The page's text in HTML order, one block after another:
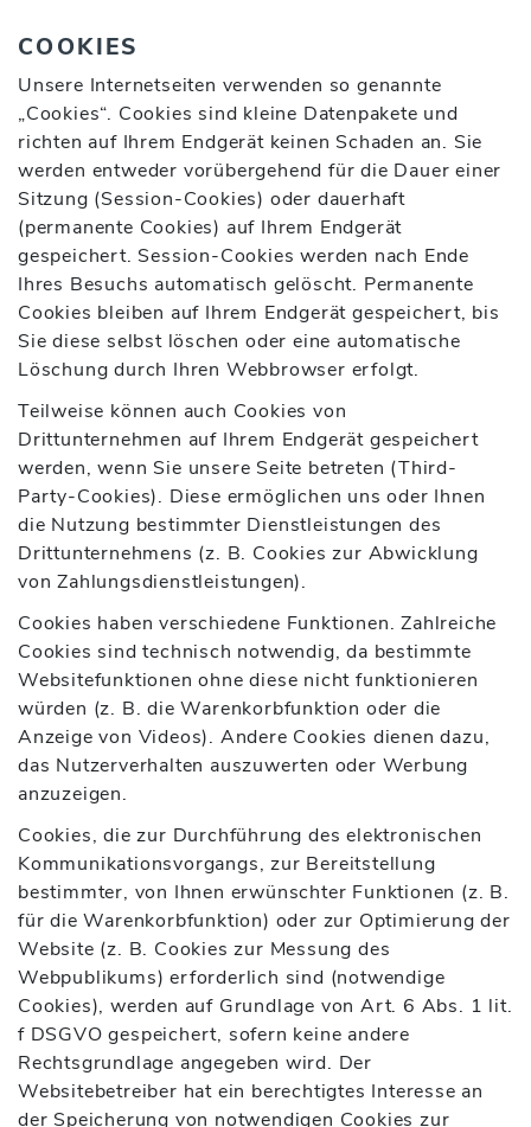
COOKIES
Unsere Internetseiten verwenden so genannte
„Cookies“. Cookies sind kleine Datenpakete und
richten auf Ihrem Endgerät keinen Schaden an. Sie
werden entweder vorübergehend für die Dauer einer
Sitzung (Session-Cookies) oder dauerhaft
(permanente Cookies) auf Ihrem Endgerät
gespeichert. Session-Cookies werden nach Ende
Ihres Besuchs automatisch gelöscht. Permanente
Cookies bleiben auf Ihrem Endgerät gespeichert, bis
Sie diese selbst löschen oder eine automatische
Löschung durch Ihren Webbrowser erfolgt.
Teilweise können auch Cookies von
Drittunternehmen auf Ihrem Endgerät gespeichert
werden, wenn Sie unsere Seite betreten (Third-
Party-Cookies). Diese ermöglichen uns oder Ihnen
die Nutzung bestimmter Dienstleistungen des
Drittunternehmens (z. B. Cookies zur Abwicklung
von Zahlungsdienstleistungen).
Cookies haben verschiedene Funktionen. Zahlreiche
Cookies sind technisch notwendig, da bestimmte
Websitefunktionen ohne diese nicht funktionieren
würden (z. B. die Warenkorbfunktion oder die
Anzeige von Videos). Andere Cookies dienen dazu,
das Nutzerverhalten auszuwerten oder Werbung
anzuzeigen.
Cookies, die zur Durchführung des elektronischen
Kommunikationsvorgangs, zur Bereitstellung
bestimmter, von Ihnen erwünschter Funktionen (z. B.
für die Warenkorbfunktion) oder zur Optimierung der
Website (z. B. Cookies zur Messung des
Webpublikums) erforderlich sind (notwendige
Cookies), werden auf Grundlage von Art. 6 Abs. 1 lit.
f DSGVO gespeichert, sofern keine andere
Rechtsgrundlage angegeben wird. Der
Websitebetreiber hat ein berechtigtes Interesse an
der Speicherung von notwendigen Cookies zur